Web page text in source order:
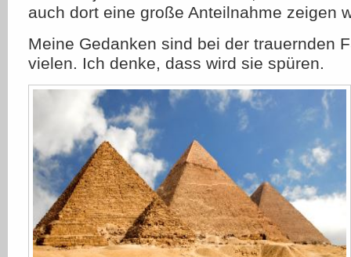
auch dort eine große Anteilnahme zeigen
Meine Gedanken sind bei der trauernden
vielen. Ich denke, dass wird sie spüren.